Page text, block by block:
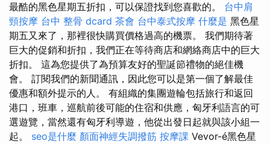
最酷的黑色星期五折扣，可以保證找到您喜歡的。 台中肩
頸按摩 台中 整骨 dcard 茶會 台中泰式按摩 什麼是 黑色星
期五又來了，那裡很快購買價格過高的機票。 我們期待著
巨大的促銷和折扣，我們正在等待商店和網絡商店中的巨大
折扣。 這為您提供了為預算友好的聖誕節禮物的絕佳機
會。 訂閱我們的新聞通訊，因此您可以是第一個了解最佳
優惠和額外提示的人。 有組織的集團遊輪包括旅行和返回
港口，班車，巡航前後可能的住宿和供應，匈牙利語言的可
選遊覽，當然還有匈牙利導遊，他從出發日起就與該小組一
起。 seo是什麼 顏面神經失調撥筋 按摩課 Vevor-é黑色星